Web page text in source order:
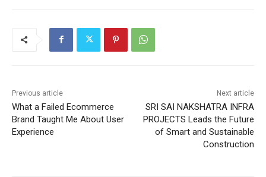
Previous article
What a Failed Ecommerce
Brand Taught Me About User
Experience
Next article
SRI SAI NAKSHATRA INFRA
PROJECTS Leads the Future
of Smart and Sustainable
Construction